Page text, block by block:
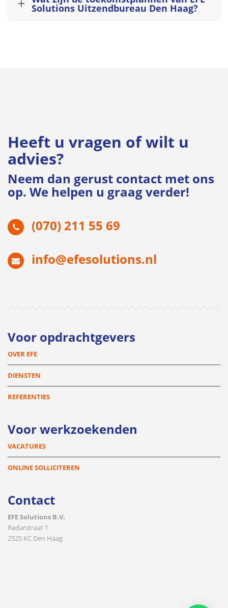
Solutions Uitzendbureau Den Haag?
Heeft u vragen of wilt u
advies?
Neem dan gerust contact met ons
op. We helpen u graag verder!
(070) 211 55 69
info@efesolutions.nl
Voor opdrachtgevers
OVER EFE
DIENSTEN
REFERENTIES
Voor werkzoekenden
VACATURES
ONLINE SOLLICITEREN
Contact
EFE Solutions B.V.
Radarstraat 1
2525 KC Den Haag